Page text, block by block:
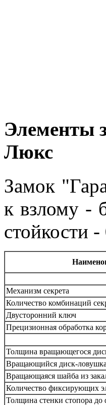
Элементы
Люкс
Замок
к взлому -
стойкости -
Механизм секрета
Количество комбинаций
Двусторонний ключ
Прецизионная обработка
Толщина вращающегося
Вращающийся диск-ловушка
Вращающаяся шайба из
Количество фиксирующих
Толщина стенки стопора